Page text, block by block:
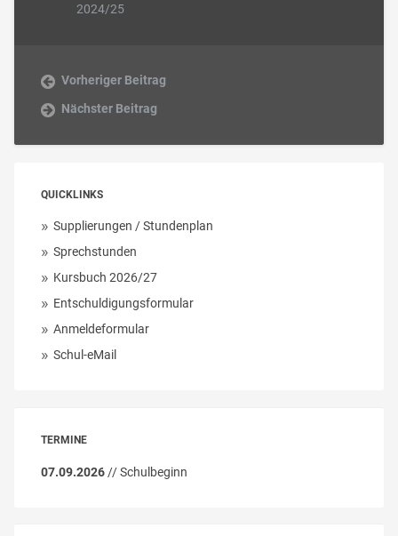
2024/25
Vorheriger Beitrag
Nächster Beitrag
QUICKLINKS
Supplierungen / Stundenplan
Sprechstunden
Kursbuch 2026/27
Entschuldigungsformular
Anmeldeformular
Schul-eMail
TERMINE
07.09.2026 // Schulbeginn